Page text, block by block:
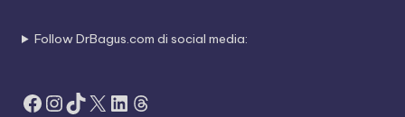
Follow DrBagus.com di social media:
Facebook
Instagram
TikTok
X LinkedIn
Threads